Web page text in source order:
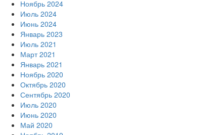
Ноябрь 2024
Июль 2024
Июнь 2024
Январь 2023
Июль 2021
Март 2021
Январь 2021
Ноябрь 2020
Октябрь 2020
Сентябрь 2020
Июль 2020
Июнь 2020
Май 2020